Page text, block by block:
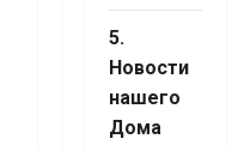
5.
Новости
нашего
Дома